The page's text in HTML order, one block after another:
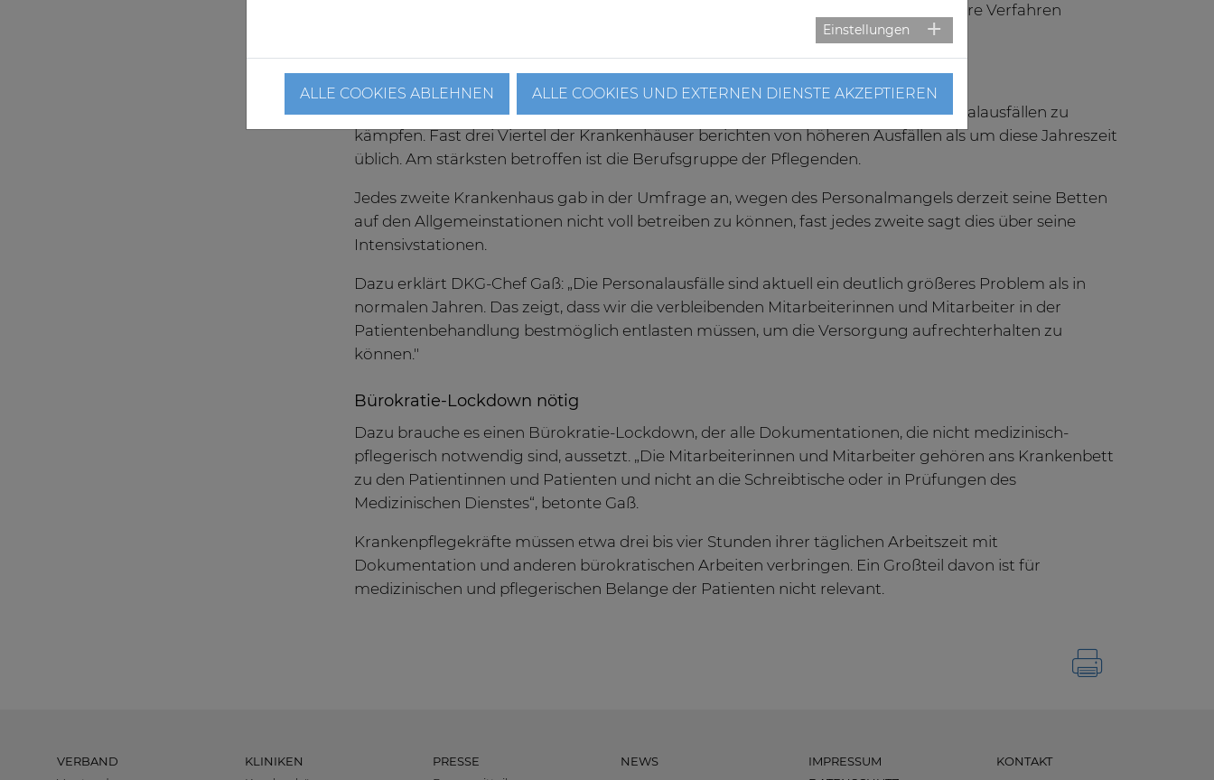
nach dem 15. März einheitlich und mit angemessenen Übergangsfristen das weitere Verfahren
Bereits jetzt haben die Krankenhäuser allerdings mit krankheitsbedingten Personalausfällen zu
kämpfen. Fast drei Viertel der Krankenhäuser berichten von höheren Ausfällen als um diese Jahreszeit
üblich. Am stärksten betroffen ist die Berufsgruppe der Pflegenden.
Jedes zweite Krankenhaus gab in der Umfrage an, wegen des Personalmangels derzeit seine Betten
auf den Allgemeinstationen nicht voll betreiben zu können, fast jedes zweite sagt dies über seine
Intensivstationen.
Dazu erklärt DKG-Chef Gaß: „Die Personalausfälle sind aktuell ein deutlich größeres Problem als in
normalen Jahren. Das zeigt, dass wir die verbleibenden Mitarbeiterinnen und Mitarbeiter in der
Patientenbehandlung bestmöglich entlasten müssen, um die Versorgung aufrechterhalten zu
können."
Bürokratie-Lockdown nötig
Dazu brauche es einen Bürokratie-Lockdown, der alle Dokumentationen, die nicht medizinisch-
pflegerisch notwendig sind, aussetzt. „Die Mitarbeiterinnen und Mitarbeiter gehören ans Krankenbett
zu den Patientinnen und Patienten und nicht an die Schreibtische oder in Prüfungen des
Medizinischen Dienstes“, betonte Gaß.
Krankenpflegekräfte müssen etwa drei bis vier Stunden ihrer täglichen Arbeitszeit mit
Dokumentation und anderen bürokratischen Arbeiten verbringen. Ein Großteil davon ist für
medizinischen und pflegerischen Belange der Patienten nicht relevant.
VERBAND
KLINIKEN
PRESSE
NEWS
KONTAKT
IMPRESSUM
Einstellungen
ALLE COOKIES ABLEHNEN ALLE COOKIES UND EXTERNEN DIENSTE AKZEPTIEREN